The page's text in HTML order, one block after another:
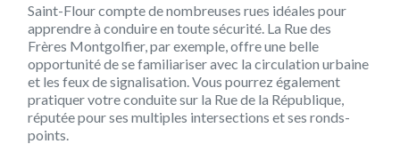
Saint-Flour compte de nombreuses rues idéales pour
apprendre à conduire en toute sécurité. La Rue des
Frères Montgolfier, par exemple, offre une belle
opportunité de se familiariser avec la circulation urbaine
et les feux de signalisation. Vous pourrez également
pratiquer votre conduite sur la Rue de la République,
réputée pour ses multiples intersections et ses ronds-
points.